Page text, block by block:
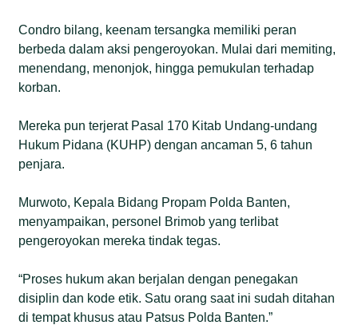
Condro bilang, keenam tersangka memiliki peran
berbeda dalam aksi pengeroyokan. Mulai dari memiting,
menendang, menonjok, hingga pemukulan terhadap
korban.
Mereka pun terjerat Pasal 170 Kitab Undang-undang
Hukum Pidana (KUHP) dengan ancaman 5, 6 tahun
penjara.
Murwoto, Kepala Bidang Propam Polda Banten,
menyampaikan, personel Brimob yang terlibat
pengeroyokan mereka tindak tegas.
“Proses hukum akan berjalan dengan penegakan
disiplin dan kode etik. Satu orang saat ini sudah ditahan
di tempat khusus atau Patsus Polda Banten.”